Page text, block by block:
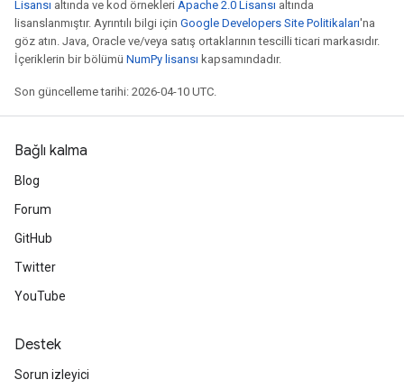
Lisansı altında ve kod örnekleri Apache 2.0 Lisansı altında
lisanslanmıştır. Ayrıntılı bilgi için Google Developers Site Politikaları'na
göz atın. Java, Oracle ve/veya satış ortaklarının tescilli ticari markasıdır.
İçeriklerin bir bölümü NumPy lisansı kapsamındadır.
Son güncelleme tarihi: 2026-04-10 UTC.
Bağlı kalma
Blog
Forum
GitHub
Twitter
YouTube
Destek
Sorun izleyici